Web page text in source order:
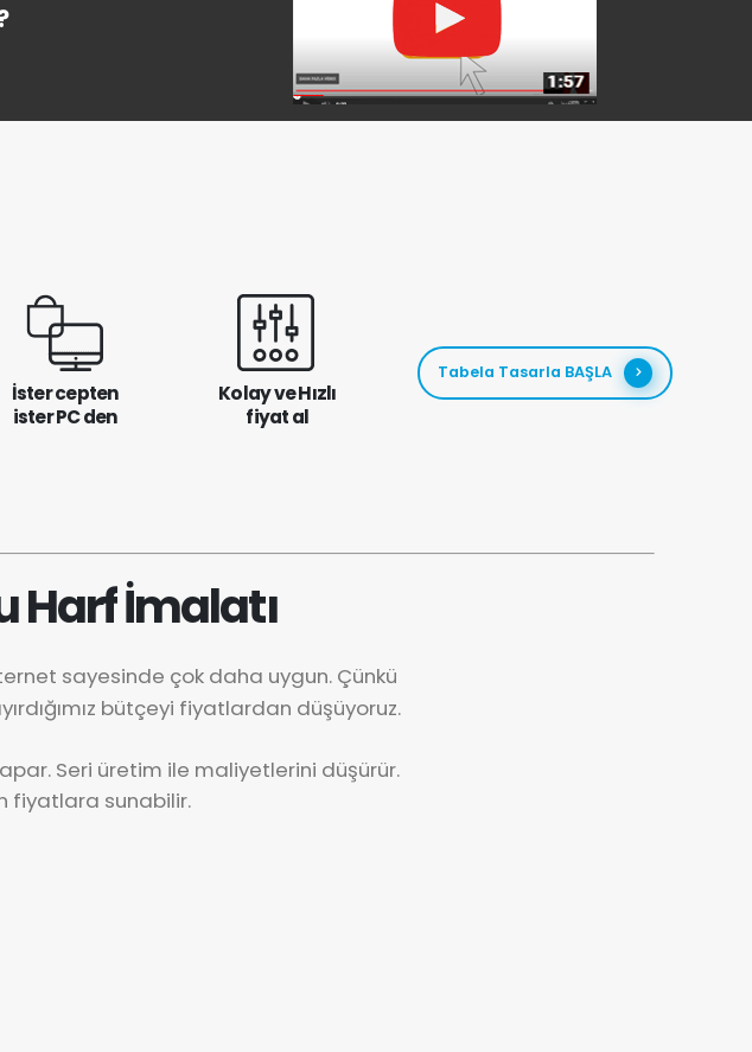
İster cepten
ister PC den
Kolay ve Hızlı
fiyat al
Tabela Tasarla BAŞLA
Harf İmalatı
sayesinde çok daha uygun. Çünkü
bütçeyi fiyatlardan düşüyoruz.
Seri üretim ile maliyetlerini düşürür.
fiyatlara sunabilir.